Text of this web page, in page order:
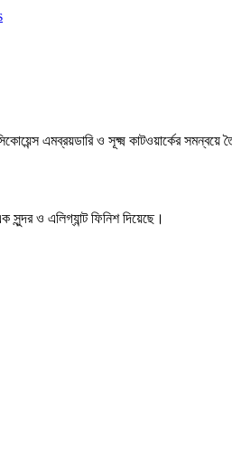
এমব্রয়ডারি ও সূক্ষ্ম কাটওয়ার্কের
সুন্দর ও এলিগ্যান্ট ফিনিশ দিয়েছে।